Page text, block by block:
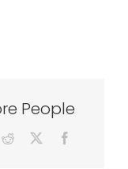
People!
Facebook
X